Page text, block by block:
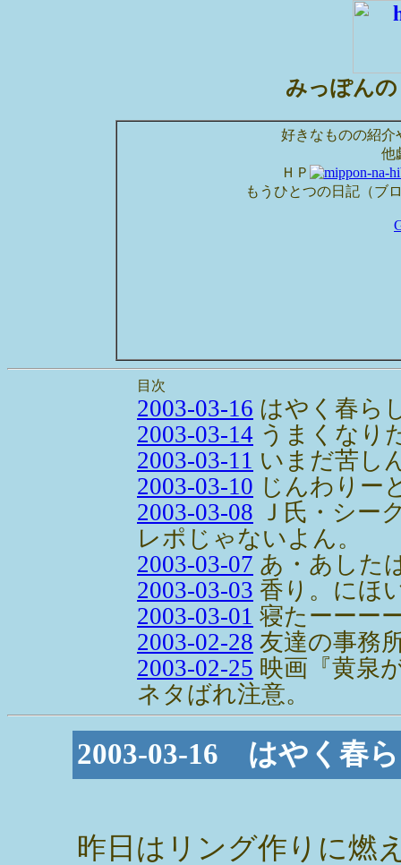
みっぽん
好きなものの紹介
他
ＨＰ
もうひとつの日記（ブ
目次
2003-03-16 はやく春ら
2003-03-14 うまくなり
2003-03-11 いまだ苦し
2003-03-10 じんわりー
2003-03-08 Ｊ氏・シー
レポじゃないよん。
2003-03-07 あ・あした
2003-03-03 香り。にほ
2003-03-01 寝たーーー
2003-02-28 友達の事務
2003-02-25 映画『黄泉
ネタばれ注意。
2003-03-16 はやく春
昨日はリング作りに燃